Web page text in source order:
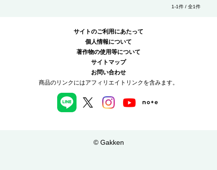
1-1件 / 全1件
サイトのご利用にあたって
個人情報について
著作物の使用等について
サイトマップ
お問い合わせ
商品のリンクにはアフィリエイトリンクを含みます。
© Gakken